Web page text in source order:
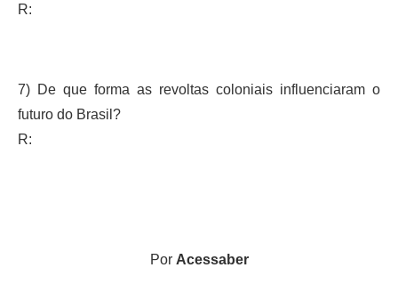
R:
7) De que forma as revoltas coloniais influenciaram o
futuro do Brasil?
R:
Por Acessaber